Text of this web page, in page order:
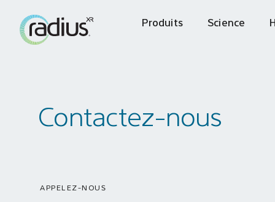
Produits Science
Contactez-nous
APPELEZ-NOUS